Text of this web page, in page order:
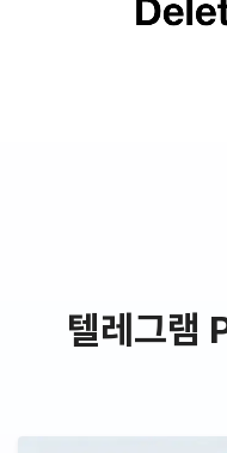
텔레그램